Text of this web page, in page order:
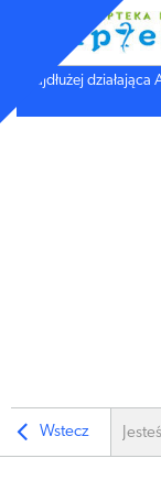
Najdłużej
Wstecz